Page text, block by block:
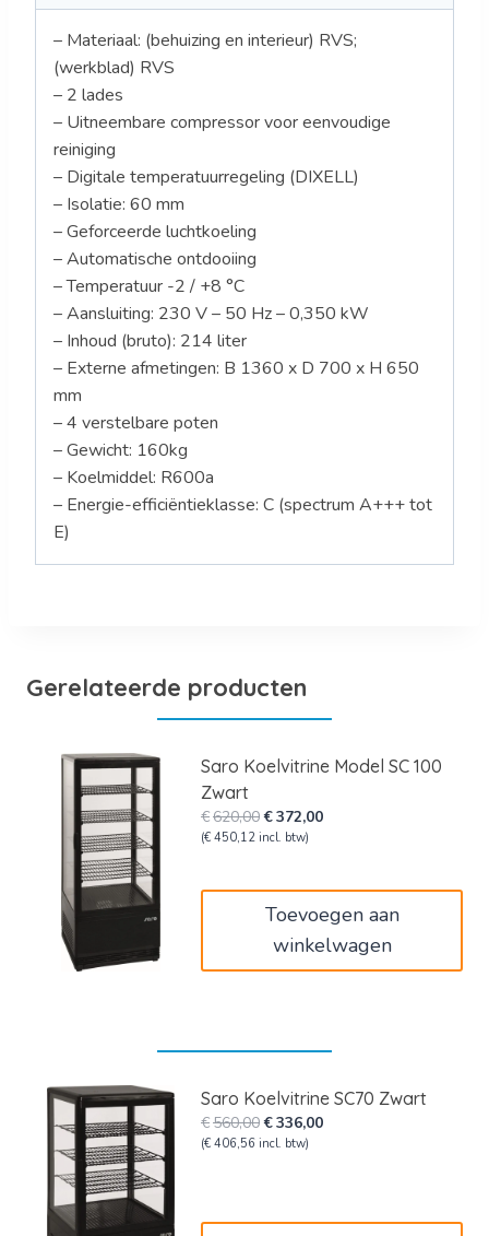
– Materiaal: (behuizing en interieur) RVS;
(werkblad) RVS
– 2 lades
– Uitneembare compressor voor eenvoudige
reiniging
– Digitale temperatuurregeling (DIXELL)
– Isolatie: 60 mm
– Geforceerde luchtkoeling
– Automatische ontdooiing
– Temperatuur -2 / +8 °C
– Aansluiting: 230 V – 50 Hz – 0,350 kW
– Inhoud (bruto): 214 liter
– Externe afmetingen: B 1360 x D 700 x H 650
mm
– 4 verstelbare poten
– Gewicht: 160kg
– Koelmiddel: R600a
– Energie-efficiëntieklasse: C (spectrum A+++ tot
E)
Gerelateerde producten
Saro Koelvitrine Model SC 100
Zwart
€620,00Oorspronkelijke
prijs
€372,00Huidige
(€ 450,12 incl. btw)
Toevoegen aan
winkelwagen
Saro Koelvitrine SC70 Zwart
€560,00Oorspronkelijke
prijs
€336,00Huidige
(€ 406,56 incl. btw)